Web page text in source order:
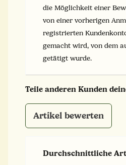
die Möglichkeit einer
von einer vorherigen
registrierten
gemacht wird, von dem
getätigt wurde.
Durchschnittliche
Teile anderen Kunden
Artikel bewerten